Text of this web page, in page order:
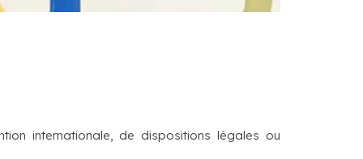
internationale, de dispositions légales ou